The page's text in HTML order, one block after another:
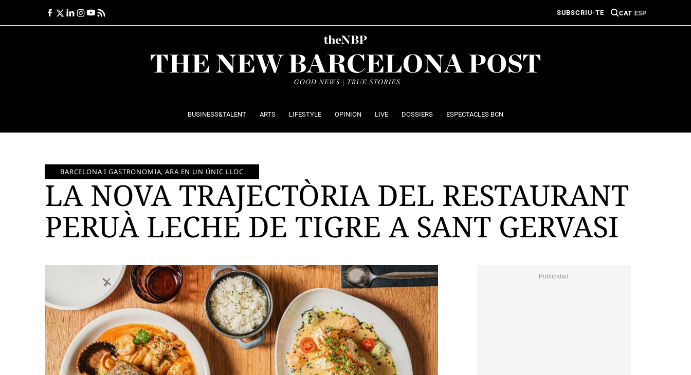
contenido
SUBSCRIU-TE CAT ESP
BUSINESS&TALENT ARTS LIFESTYLE OPINION LIVE DOSSIERS ESPECTACLES BCN
BARCELONA I GASTRONOMIA, ARA EN UN ÚNIC LLOC
LA NOVA TRAJECTÒRIA DEL RESTAURANT
PERUÀ LECHE DE TIGRE A SANT GERVASI